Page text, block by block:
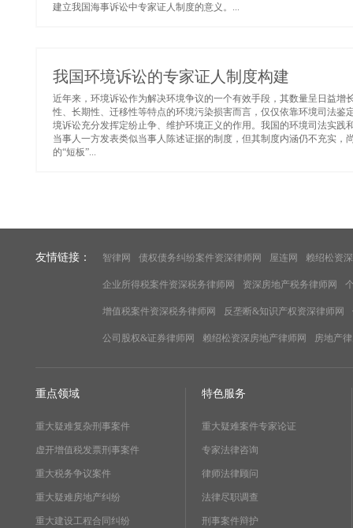
建立我国海事诉讼中专家证人制度的意义。...
我国环境诉讼的专家证人制度构建
近年来，环境诉讼作为解决环境争议的一个有效手段，其数量呈日益
性、长期性、迁移性等特点的环境污染损害而言，仅仅依靠环境司法
境诉讼充分发挥定纷止争、维护环境正义的作用。我国的环境司法实
当事人一方发表类似当事人陈述证据的制度，但其制度内涵仍不充实
的“短板”...
友情链接： 智律网 债权债务纠纷案件资深律师网 屋连网 赖绍松资
企业所得税案件资深税务律师网 资深房地产税务律师网
增值税案件资深税务律师网 反垄断&知识产权资深律师网
公司股权&证券律师网 赖绍松资深房地产律师网 房地产
重点领域
重大疑难复杂刑事案件
虚开增值税发票刑事案件
重大税务争议案件
重大疑难房地产纠纷
重大建设工程合同纠纷
特色服务
重大疑难案件专家论证
专家法律咨询
律师法律顾问
法律尽职调查
刑事案件辩护